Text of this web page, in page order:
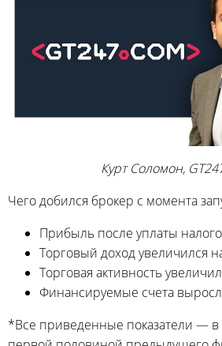
Курт Соломон,
Чего добился брокер с момента
Прибыль после уплаты
Торговый доход увеличился
Торговая активность
Финансируемые счета
*Все приведенные показатели — в